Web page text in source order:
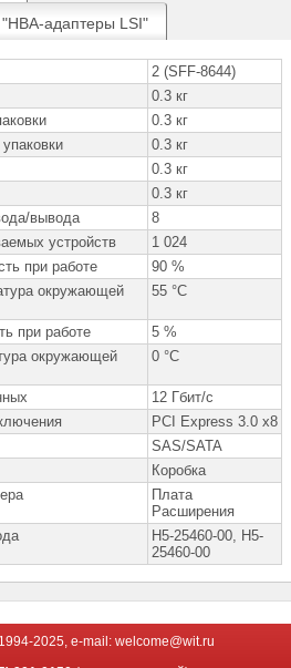
адаптеры LSI"
2 (SFF-8644)
0.3 кг
0.3 кг
0.3 кг
0.3 кг
0.3 кг
вывода
8
устройств
1 024
при работе
90 %
окружающей
55 °C
при работе
5 %
окружающей
0 °C
12 Гбит/с
PCI Express 3.0 x8
SAS/SATA
Коробка
Плата
Расширения
H5-25460-00, H5-
25460-00
2025, e-mail: welcome@wit.ru